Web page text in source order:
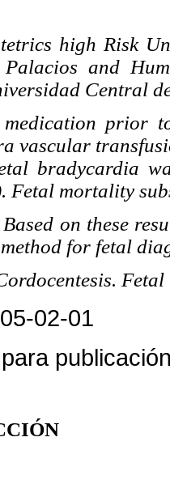
high Risk
Palacios and
Central
prior
vascular
bradycardia
Fetal mortality
on these
for fetal
02-01